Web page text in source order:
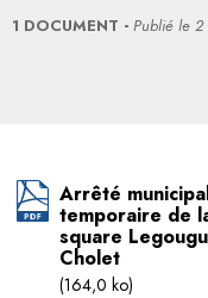
1 DOCUMENT Publié le 2
Arrêté
temporaire de
square
Cholet
(164,0 ko)